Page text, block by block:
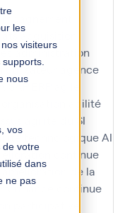
les
visiteurs
nous
vos
de votre
dans
ne pas
acquisition
administration
agence
ERP
agilité
agilité du SI
technologiqueAI
continue
amélioration de la
continue